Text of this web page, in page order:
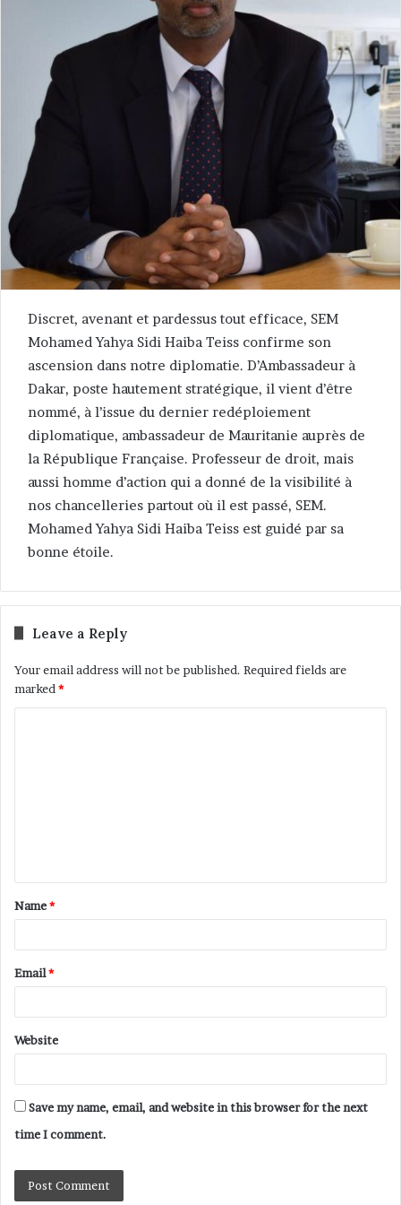
Discret, avenant et pardessus tout efficace, SEM
Mohamed Yahya Sidi Haiba Teiss confirme son
ascension dans notre diplomatie. D’Ambassadeur à
Dakar, poste hautement stratégique, il vient d’être
nommé, à l’issue du dernier redéploiement
diplomatique, ambassadeur de Mauritanie auprès de
la République Française. Professeur de droit, mais
aussi homme d’action qui a donné de la visibilité à
nos chancelleries partout où il est passé, SEM.
Mohamed Yahya Sidi Haiba Teiss est guidé par sa
bonne étoile.
Leave a Reply
Your email address will not be published. Required fields are
marked *
Name*
Email*
Website
Save my name, email, and website in this browser for the next
time I comment.